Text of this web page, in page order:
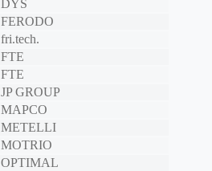
DYS
FERODO
fri.tech.
FTE
FTE
JP GROUP
MAPCO
METELLI
MOTRIO
OPTIMAL